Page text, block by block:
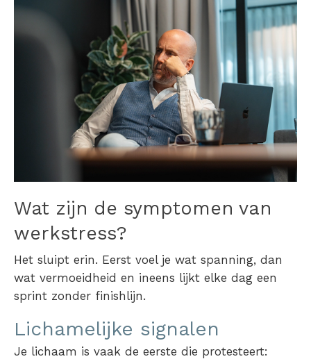
Wat zijn de symptomen van
werkstress?
Het sluipt erin. Eerst voel je wat spanning, dan
wat vermoeidheid en ineens lijkt elke dag een
sprint zonder finishlijn.
Lichamelijke signalen
Je lichaam is vaak de eerste die protesteert: